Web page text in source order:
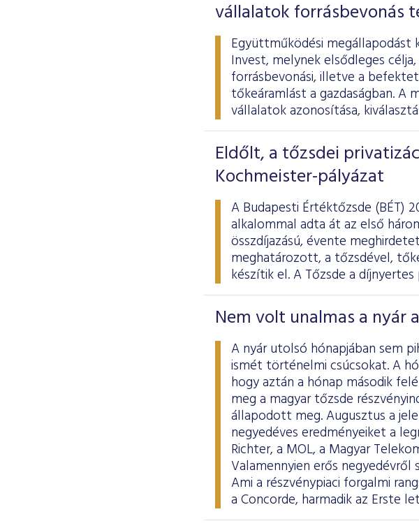
vállalatok forrásbevonás
Együttműködési megállapodást
Invest, melynek elsődleges
forrásbevonási, illetve a
tőkeáramlást a gazdaságban.
vállalatok azonosítása,
Eldőlt, a tőzsdei
Kochmeister-pályázat
A Budapesti Értéktőzsde (BÉT)
alkalommal adta át az első
összdíjazású, évente
meghatározott, a tőzsdével,
készítik el. A Tőzsde a
Nem volt unalmas a nyár
A nyár utolsó hónapjában sem
ismét történelmi csúcsokat. A
hogy aztán a hónap második
meg a magyar tőzsde
állapodott meg. Augusztus a
negyedéves eredményeiket a
Richter, a MOL, a Magyar
Valamennyien erős
Ami a részvénypiaci forgalmi
a Concorde, harmadik az Erste